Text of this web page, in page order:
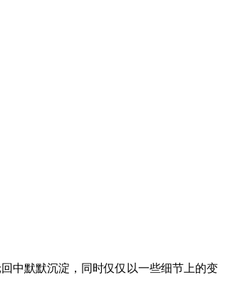
中默默沉淀，同时仅仅以一些细节上的变